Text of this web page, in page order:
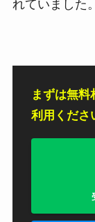
れていました。
まずは無
利用くださ